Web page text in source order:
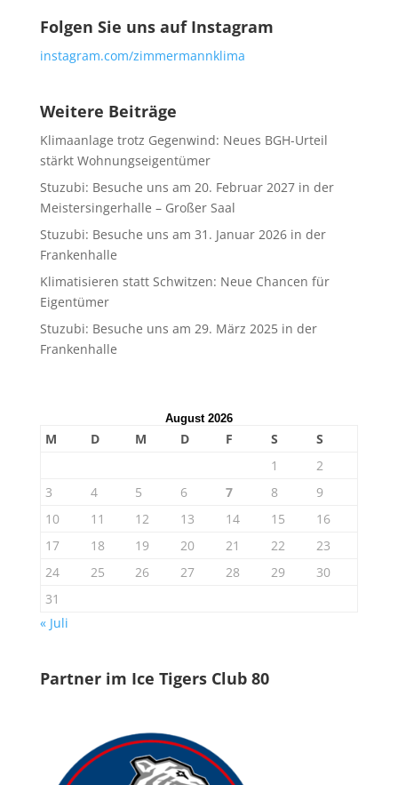
Folgen Sie uns auf Instagram
instagram.com/zimmermannklima
Weitere Beiträge
Klimaanlage trotz Gegenwind: Neues BGH-Urteil
stärkt Wohnungseigentümer
Stuzubi: Besuche uns am 20. Februar 2027 in der
Meistersingerhalle – Großer Saal
Stuzubi: Besuche uns am 31. Januar 2026 in der
Frankenhalle
Klimatisieren statt Schwitzen: Neue Chancen für
Eigentümer
Stuzubi: Besuche uns am 29. März 2025 in der
Frankenhalle
August 2026
M D M D F S
S
1
2
3
4 5 6 7 8
9
10
11 12 13 14 15
16
17
18 19 20 21 22
23
24
25 26 27 28 29
30
31
« Juli
Partner im Ice Tigers Club 80